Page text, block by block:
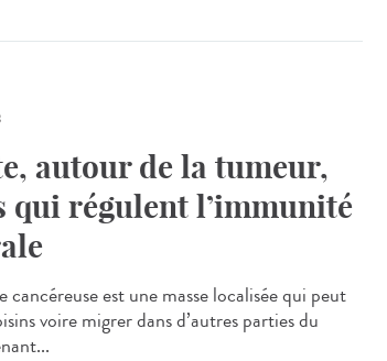
autour de la tumeur,
qui régulent l’immunité
est une masse localisée qui peut
voire migrer dans d’autres parties du